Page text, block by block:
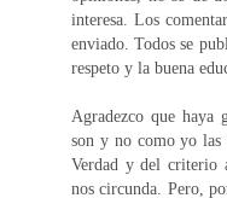
interesa. Los
enviado. Todos se
respeto y la buena
Agradezco que haya
son y no como yo las
Verdad y del criterio
nos circunda. Pero,